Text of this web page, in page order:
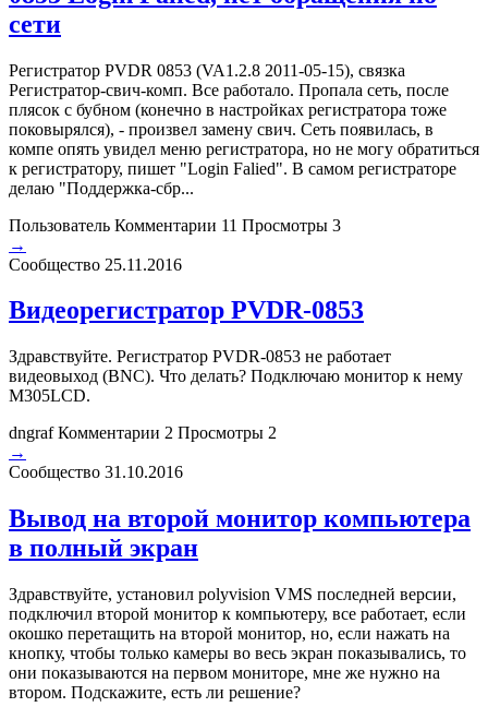
сети
Регистратор PVDR 0853 (VA1.2.8 2011-05-15), связка
Регистратор-свич-комп. Все работало. Пропала сеть, после
плясок с бубном (конечно в настройках регистратора тоже
поковырялся), - произвел замену свич. Сеть появилась, в
компе опять увидел меню регистратора, но не могу обратиться
к регистратору, пишет "Login Falied". В самом регистраторе
делаю "Поддержка-сбр...
Пользователь Комментарии 11 Просмотры 3
→
Сообщество 25.11.2016
Видеорегистратор PVDR-0853
Здравствуйте. Регистратор PVDR-0853 не работает
видеовыход (BNC). Что делать? Подключаю монитор к нему
M305LCD.
dngraf Комментарии 2 Просмотры 2
→
Сообщество 31.10.2016
Вывод на второй монитор компьютера
в полный экран
Здравствуйте, установил polyvision VMS последней версии,
подключил второй монитор к компьютеру, все работает, если
окошко перетащить на второй монитор, но, если нажать на
кнопку, чтобы только камеры во весь экран показывались, то
они показываются на первом мониторе, мне же нужно на
втором. Подскажите, есть ли решение?